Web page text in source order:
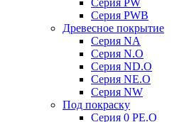
Серия PW
Серия PWB
Древесное покрытие
Серия NA
Серия N.O
Серия ND.O
Серия NE.O
Серия NW
Под покраску
Серия 0 PE.O